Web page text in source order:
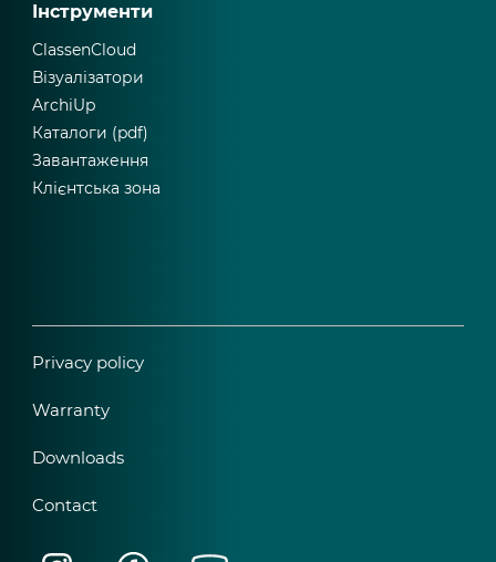
Інструменти
ClassenCloud
Візуалізатори
ArchiUp
Каталоги (pdf)
Завантаження
Клієнтська зона
Privacy policy
Warranty
Downloads
Contact